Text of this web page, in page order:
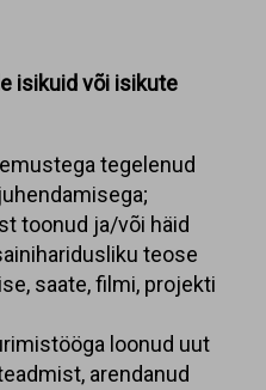
isikuid või isikute
tegelenud
toonud ja/või häid
teose
saate, filmi, projekti
loonud uut
arendanud